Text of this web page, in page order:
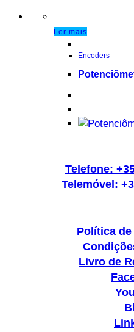
Ler mais
Encoders
.
Telefone:
Telemóvel:
Política
Livro de